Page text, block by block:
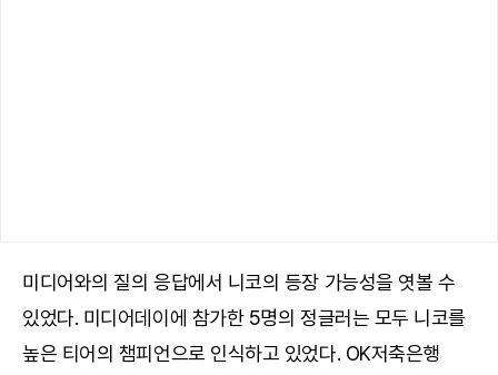
미디어와의 질의 응답에서 니코의 등장 가능성을 엿볼 수
있었다. 미디어데이에 참가한 5명의 정글러는 모두 니코를
높은 티어의 챔피언으로 인식하고 있었다. OK저축은행